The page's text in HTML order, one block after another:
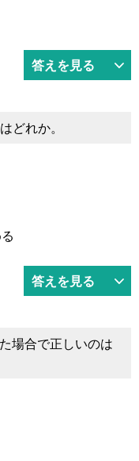
答えを見る
どれか。
答えを見る
場合で正しいのは